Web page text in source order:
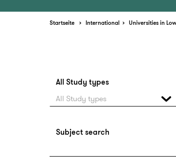
Startseite International Universities in
All Study types
All Study types
Subject search